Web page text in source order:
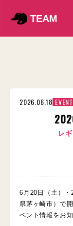
TEAM
2026.06.18 EVENT
レ
6月20日（土）・
県茅ヶ崎市）で
ベント情報をお